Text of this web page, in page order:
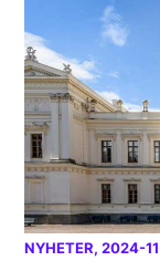
NYHETER, 2024-